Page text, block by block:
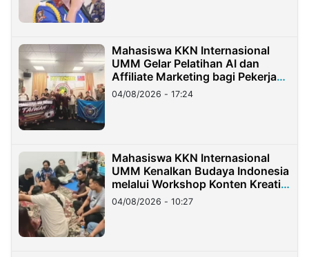
Mahasiswa KKN Internasional
UMM Gelar Pelatihan AI dan
Affiliate Marketing bagi Pekerja
Migran Indonesia di Taiwan
04/08/2026 - 17:24
Mahasiswa KKN Internasional
UMM Kenalkan Budaya Indonesia
melalui Workshop Konten Kreatif
di Taiwan
04/08/2026 - 10:27